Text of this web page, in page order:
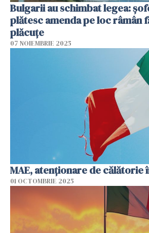
Bulgarii au schimbat legea:
plătesc amenda pe loc râmân
plăcuțe
07 NOIEMBRIE 2025
MAE, atenţionare de călătorie
01 OCTOMBRIE 2025